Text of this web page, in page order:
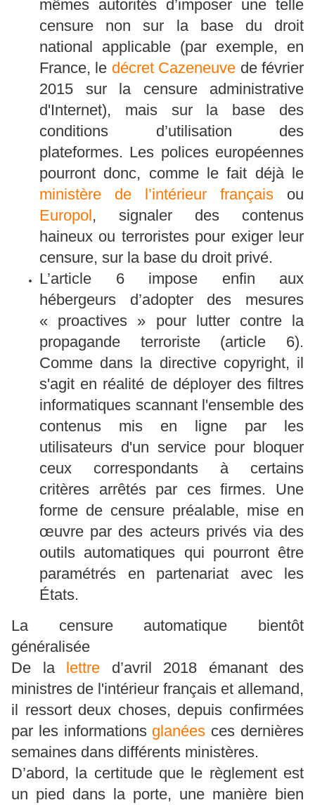
mêmes autorités d’imposer une telle
censure non sur la base du droit
national applicable (par exemple, en
France, le décret Cazeneuve de février
2015 sur la censure administrative
d'Internet), mais sur la base des
conditions d’utilisation des
plateformes. Les polices européennes
pourront donc, comme le fait déjà le
ministère de l’intérieur français ou
Europol, signaler des contenus
haineux ou terroristes pour exiger leur
censure, sur la base du droit privé.
L’article 6 impose enfin aux
hébergeurs d’adopter des mesures
« proactives » pour lutter contre la
propagande terroriste (article 6).
Comme dans la directive copyright, il
s'agit en réalité de déployer des filtres
informatiques scannant l'ensemble des
contenus mis en ligne par les
utilisateurs d'un service pour bloquer
ceux correspondants à certains
critères arrêtés par ces firmes. Une
forme de censure préalable, mise en
œuvre par des acteurs privés via des
outils automatiques qui pourront être
paramétrés en partenariat avec les
États.
La censure automatique bientôt
généralisée
De la lettre d’avril 2018 émanant des
ministres de l'intérieur français et allemand,
il ressort deux choses, depuis confirmées
par les informations glanées ces dernières
semaines dans différents ministères.
D’abord, la certitude que le règlement est
un pied dans la porte, une manière bien